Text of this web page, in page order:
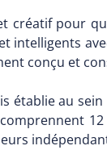
créatif pour
intelligents
conçu et
au